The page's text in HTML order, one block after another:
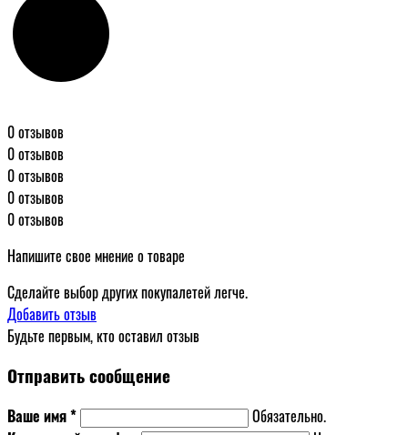
0 отзывов
0 отзывов
0 отзывов
0 отзывов
0 отзывов
Напишите свое мнение о товаре
Сделайте выбор других покупалетей легче.
Добавить отзыв
Будьте первым, кто оставил отзыв
Отправить сообщение
Ваше имя *
Обязательно.